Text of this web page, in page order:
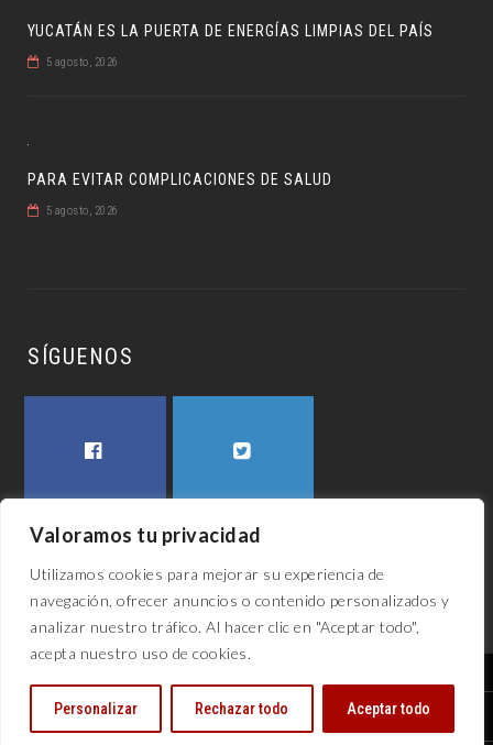
Valoramos tu privacidad
Utilizamos cookies para mejorar su experiencia de
navegación, ofrecer anuncios o contenido personalizados y
analizar nuestro tráfico. Al hacer clic en "Aceptar todo",
acepta nuestro uso de cookies.
Personalizar Rechazar todo Aceptar todo
YUCATÁN ES LA PUERTA DE ENERGÍAS LIMPIAS DEL PAÍS
5 agosto, 2026
PARA EVITAR COMPLICACIONES DE SALUD
5 agosto, 2026
SÍGUENOS